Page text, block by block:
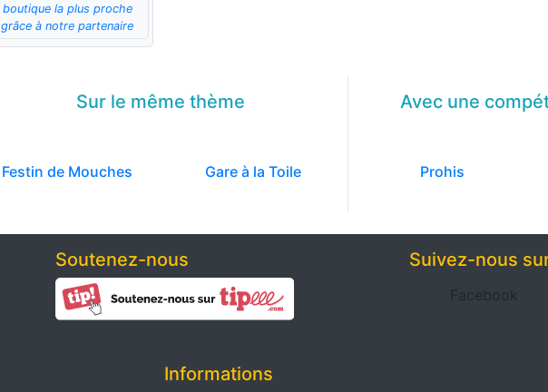
boutique la plus proche
grâce à notre partenaire
Sur le même thème
Festin de Mouches Gare à la Toile
Avec une
Prohis
Soutenez-nous Suivez-nous
Facebook
Informations